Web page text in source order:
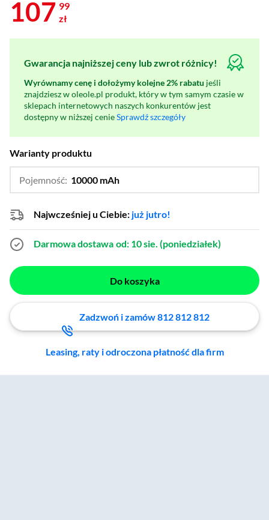
107 99
zł
Gwarancja najniższej ceny lub zwrot różnicy!
Wyrównamy cenę i dołożymy kolejne 2% rabatu jeśli
znajdziesz w oleole.pl produkt, który w tym samym czasie w
sklepach internetowych naszych konkurentów jest
dostępny w niższej cenieSprawdź szczegóły
Warianty produktu
Pojemność: 10000 mAh
Najwcześniej u Ciebie: już jutro!
Darmowa dostawa od: 10 sie. (poniedziałek)
Do koszyka
Zadzwoń i zamów 812 812 812
Leasing, raty i odroczona płatność dla firm